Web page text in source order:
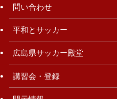
問い合わせ
平和とサッカー
広島県サッカー殿堂
講習会・登録